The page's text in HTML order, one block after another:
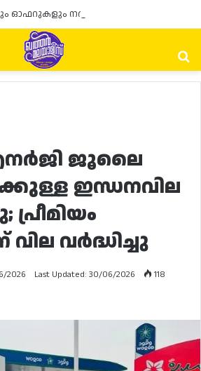
ജൂലൈ
ഇന്ധനവില
പ്രീമിയം
വില വർദ്ധിച്ചു
2026 Last Updated: 30/06/2026
118